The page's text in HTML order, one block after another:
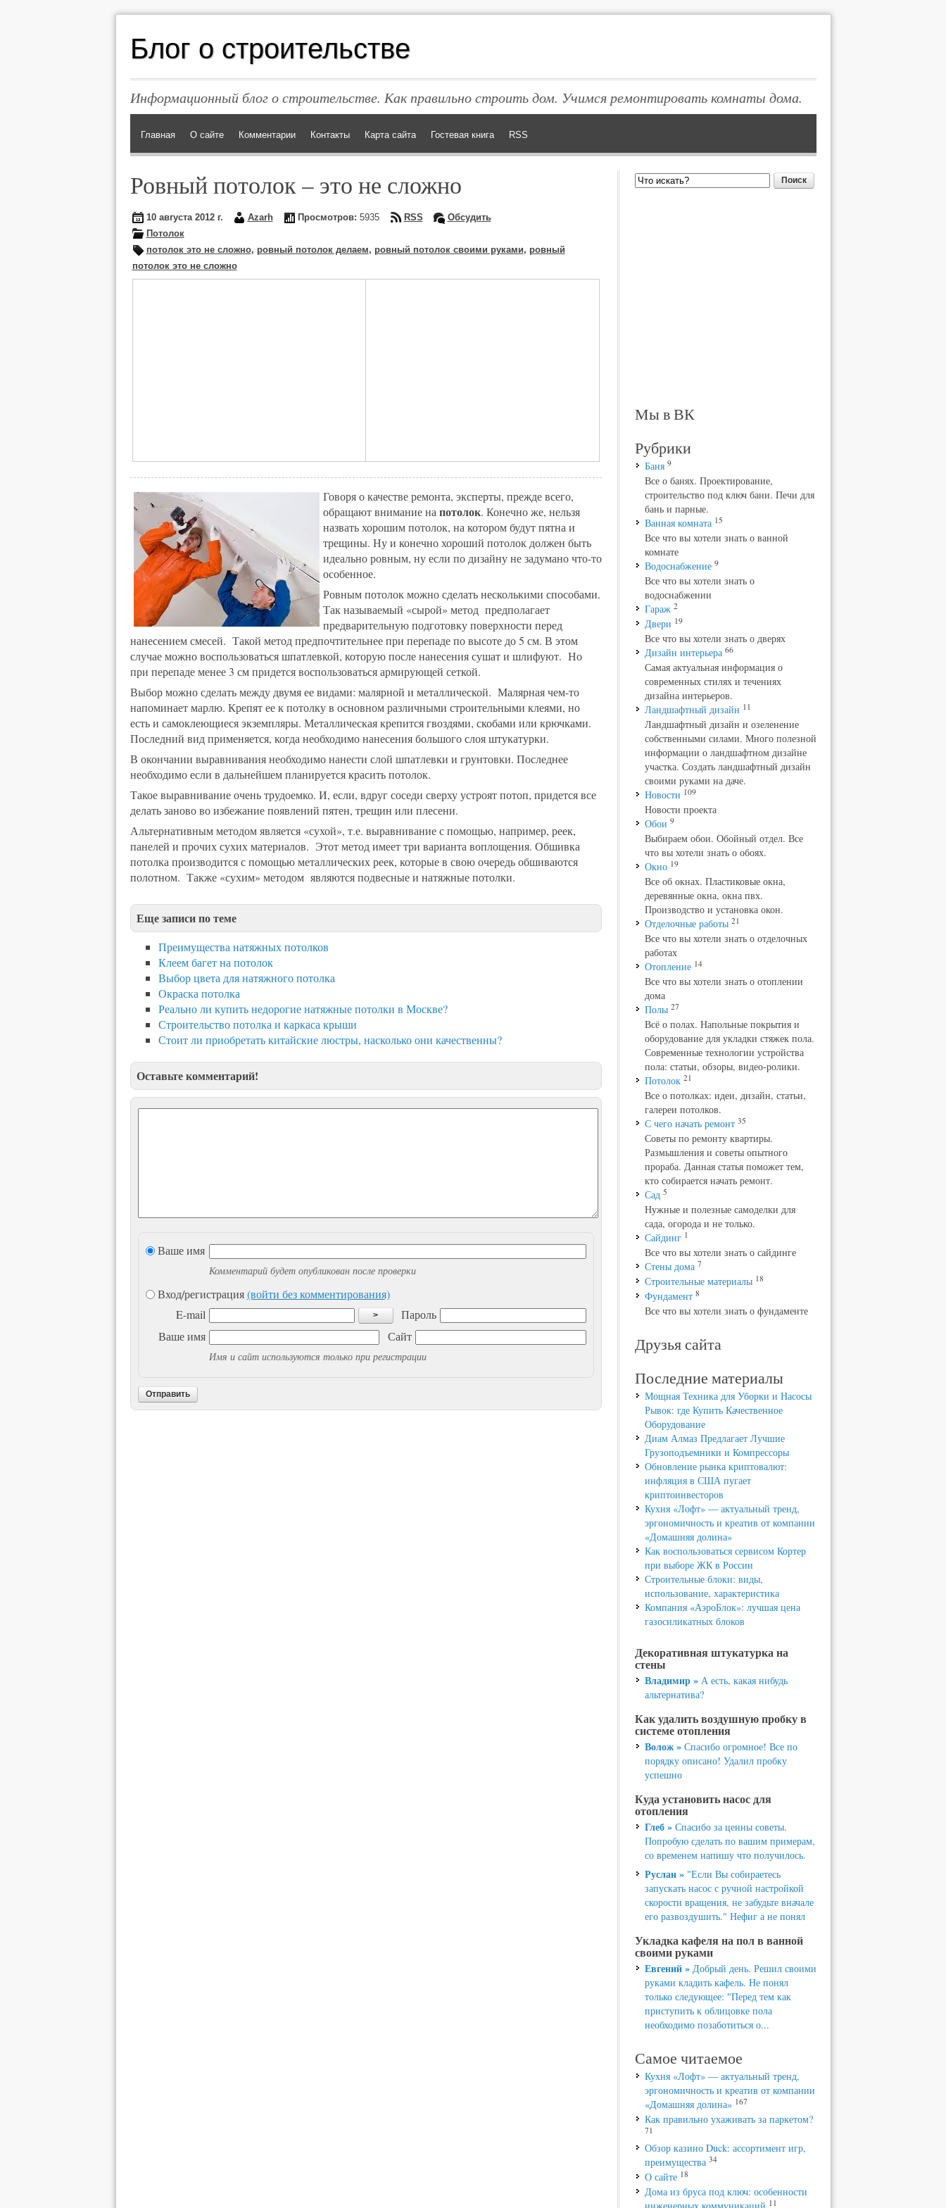
Блог о строительстве
Информационный блог о строительстве. Как правильно строить дом. Учимся ремонтировать комнаты дома.
Главная О сайте Комментарии Контакты Карта сайта Гостевая книга RSS
Ровный потолок – это не сложно
10 августа 2012 г. Azarh Просмотров: 5935 RSS
Обсудить
Потолок
потолок это не сложно, ровный потолок делаем, ровный потолок своими руками, ровный
потолок это не сложно
Говоря о качестве ремонта, эксперты, прежде всего,
обращают внимание на потолок. Конечно же, нельзя
назвать хорошим потолок, на котором будут пятна и
трещины. Ну и конечно хороший потолок должен быть
идеально ровным, ну если по дизайну не задумано что-то
особенное.
Ровным потолок можно сделать несколькими способами.
Так называемый «сырой» метод предполагает
предварительную подготовку поверхности перед
нанесением смесей. Такой метод предпочтительнее при перепаде по высоте до 5 см. В этом
случае можно воспользоваться шпатлевкой, которую после нанесения сушат и шлифуют. Но
при перепаде менее 3 см придется воспользоваться армирующей сеткой.
Выбор можно сделать между двумя ее видами: малярной и металлической. Малярная чем-то
напоминает марлю. Крепят ее к потолку в основном различными строительными клеями, но
есть и самоклеющиеся экземпляры. Металлическая крепится гвоздями, скобами или крючками.
Последний вид применяется, когда необходимо нанесения большого слоя штукатурки.
В окончании выравнивания необходимо нанести слой шпатлевки и грунтовки. Последнее
необходимо если в дальнейшем планируется красить потолок.
Такое выравнивание очень трудоемко. И, если, вдруг соседи сверху устроят потоп, придется все
делать заново во избежание появлений пятен, трещин или плесени.
Альтернативным методом является «сухой», т.е. выравнивание с помощью, например, реек,
панелей и прочих сухих материалов. Этот метод имеет три варианта воплощения. Обшивка
потолка производится с помощью металлических реек, которые в свою очередь обшиваются
полотном. Также «сухим» методом являются подвесные и натяжные потолки.
Еще записи по теме
Преимущества натяжных потолков
Клеем багет на потолок
Выбор цвета для натяжного потолка
Окраска потолка
Реально ли купить недорогие натяжные потолки в Москве?
Строительство потолка и каркаса крыши
Стоит ли приобретать китайские люстры, насколько они качественны?
Оставьте комментарий!
Ваше имя
Комментарий будет опубликован после проверки
Вход/регистрация(войти без комментирования)
E-mail
>
Пароль
Ваше имя
Сайт
Имя и сайт используются только при регистрации
Отправить
Поиск
Мы в ВК
Рубрики
Баня 9
Все о банях. Проектирование,
строительство под ключ бани. Печи для
бань и парные.
Ванная комната 15
Все что вы хотели знать о ванной
комнате
Водоснабжение 9
Все что вы хотели знать о
водоснабжении
Гараж 2
Двери 19
Все что вы хотели знать о дверях
Дизайн интерьера 66
Самая актуальная информация о
современных стилях и течениях
дизайна интерьеров.
Ландшафтный дизайн 11
Ландшафтный дизайн и озеленение
собственными силами. Много полезной
информации о ландшафтном дизайне
участка. Создать ландшафтный дизайн
своими руками на даче.
Новости 109
Новости проекта
Обои 9
Выбираем обои. Обойный отдел. Все
что вы хотели знать о обоях.
Окно 19
Все об окнах. Пластиковые окна,
деревянные окна, окна пвх.
Производство и установка окон.
Отделочные работы 21
Все что вы хотели знать о отделочных
работах
Отопление 14
Все что вы хотели знать о отоплении
дома
Полы 27
Всё о полах. Напольные покрытия и
оборудование для укладки стяжек пола.
Современные технологии устройства
пола: статьи, обзоры, видео-ролики.
Потолок 21
Все о потолках: идеи, дизайн, статьи,
галереи потолков.
С чего начать ремонт 35
Советы по ремонту квартиры.
Размышления и советы опытного
прораба. Данная статья поможет тем,
кто собирается начать ремонт.
Сад 5
Нужные и полезные самоделки для
сада, огорода и не только.
Сайдинг 1
Все что вы хотели знать о сайдинге
Стены дома 7
Строительные материалы 18
Фундамент 8
Все что вы хотели знать о фундаменте
Друзья сайта
Последние материалы
Мощная Техника для Уборки и Насосы
Рывок: где Купить Качественное
Оборудование
Диам Алмаз Предлагает Лучшие
Грузоподъемники и Компрессоры
Обновление рынка криптовалют:
инфляция в США пугает
криптоинвесторов
Кухня «Лофт» — актуальный тренд,
эргономичность и креатив от компании
«Домашняя долина»
Как воспользоваться сервисом Кортер
при выборе ЖК в России
Строительные блоки: виды,
использование, характеристика
Компания «АэроБлок»: лучшая цена
газосиликатных блоков
Декоративная штукатурка на
стены
Владимир »А есть, какая нибудь
альтернатива?
Как удалить воздушную пробку в
системе отопления
Волож »Спасибо огромное! Все по
порядку описано! Удалил пробку
успешно
Куда установить насос для
отопления
Глеб »Спасибо за ценны советы.
Попробую сделать по вашим примерам,
со временем напишу что получилось.
Руслан »"Если Вы собираетесь
запускать насос с ручной настройкой
скорости вращения, не забудьте вначале
его развоздушить." Нефиг а не понял
Укладка кафеля на пол в ванной
своими руками
Евгений »Добрый день. Решил своими
руками кладить кафель. Не понял
только следующее: "Перед тем как
приступить к облицовке пола
необходимо позаботиться о...
Самое читаемое
Кухня «Лофт» — актуальный тренд,
эргономичность и креатив от компании
«Домашняя долина» 167
Как правильно ухаживать за паркетом?
71
Обзор казино Duck: ассортимент игр,
преимущества 34
О сайте 18
Дома из бруса под ключ: особенности
11